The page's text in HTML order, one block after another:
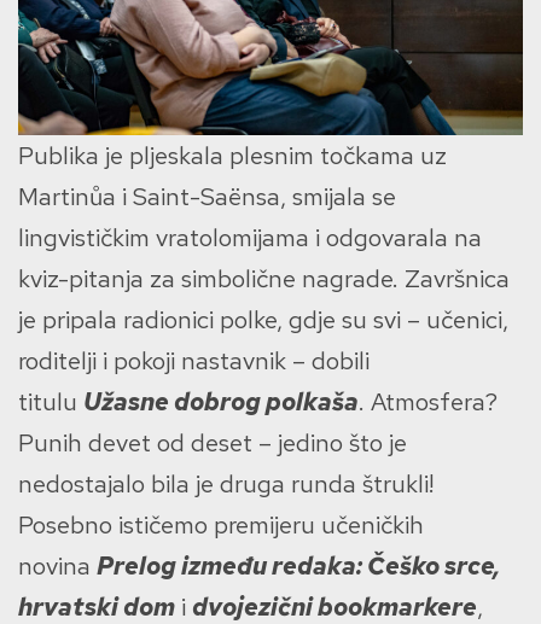
Publika je pljeskala plesnim točkama uz
Martinůa i Saint-Saënsa, smijala se
lingvističkim vratolomijama i odgovarala na
kviz-pitanja za simbolične nagrade. Završnica
je pripala radionici polke, gdje su svi – učenici,
roditelji i pokoji nastavnik – dobili
titulu Užasne dobrog polkaša. Atmosfera?
Punih devet od deset – jedino što je
nedostajalo bila je druga runda štrukli!
Posebno ističemo premijeru učeničkih
novina Prelog između redaka: Češko srce,
hrvatski dom i dvojezični bookmarkere,